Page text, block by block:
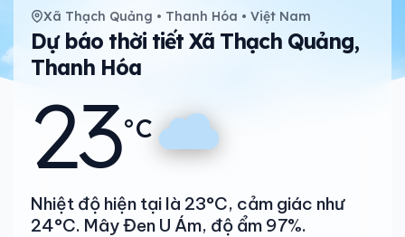
Xã Thạch Quảng • Thanh Hóa • Việt Nam
Dự báo thời tiết Xã Thạch Quảng,
Thanh Hóa
23°C
Nhiệt độ hiện tại là 23°C, cảm giác như
24°C. Mây Đen U Ám, độ ẩm 97%.